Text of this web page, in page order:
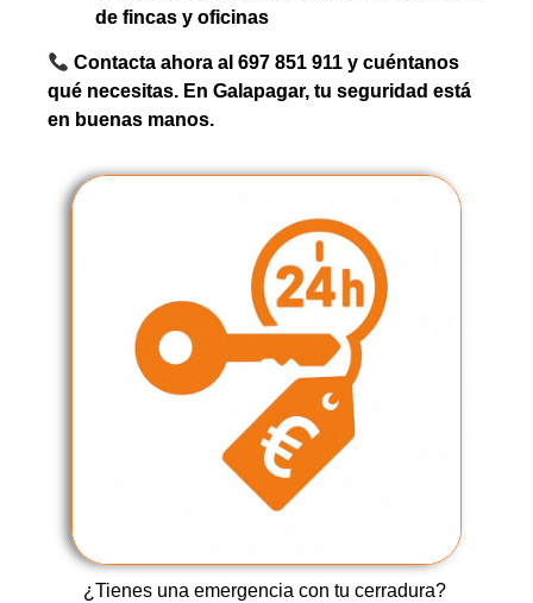
de fincas y oficinas
Contacta ahora al 697 851 911 y cuéntanos
qué necesitas. En Galapagar, tu seguridad está
en buenas manos.
¿Tienes una emergencia con tu cerradura?